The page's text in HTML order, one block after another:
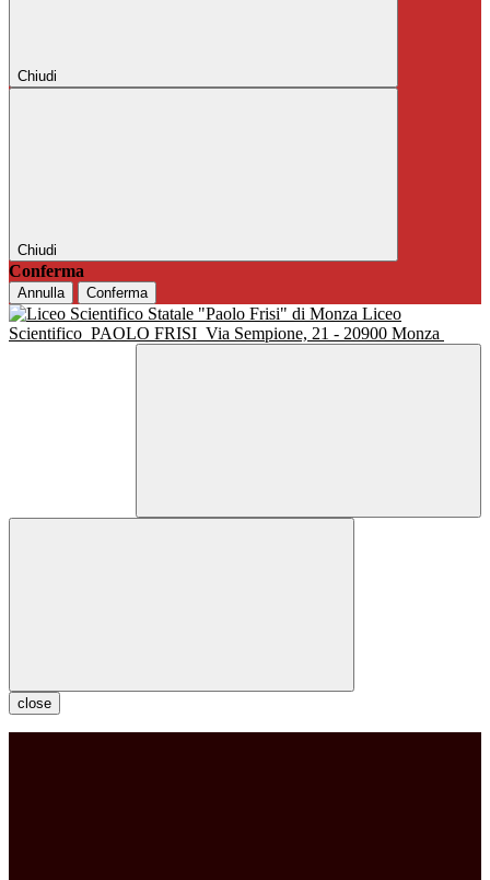
Chiudi
Chiudi
Conferma
Annulla Conferma
Liceo
Scientifico PAOLO FRISI Via Sempione, 21 - 20900 Monza
close